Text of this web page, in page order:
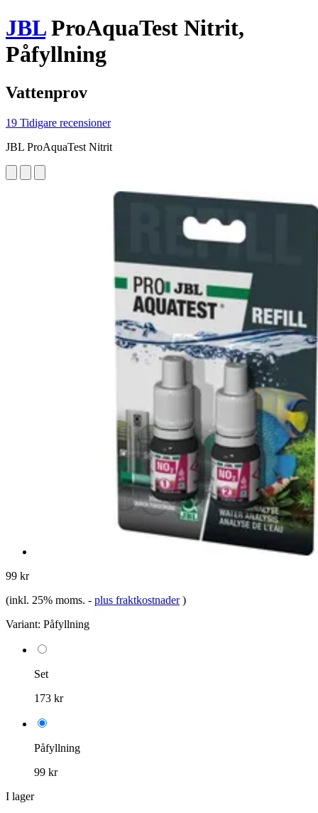
JBLProAquaTest Nitrit,
Påfyllning
Vattenprov
19 Tidigare recensioner
JBL ProAquaTest Nitrit
99 kr
(inkl. 25% moms. - plus fraktkostnader )
Variant: Påfyllning
Set
173 kr
Påfyllning
99 kr
I lager